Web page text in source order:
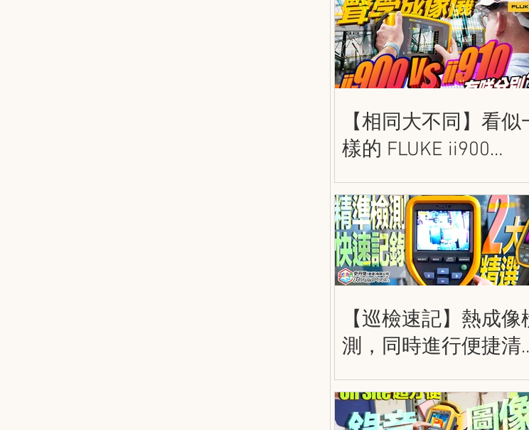
【相同大不同】看似
樣的 FLUKE ii900
和 ii910 到底有甚麼
別呢？史丹堡 FLUKE
密聲學成像儀
【巡檢速記】熱成像
測，同時進行便捷清
的記錄！FLUKE
/ TiS75+ 熱成像儀